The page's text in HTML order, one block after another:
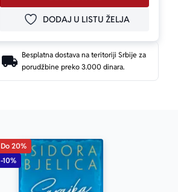
DODAJ U OMILJENE
DODAJ U LISTU ŽELJA
Besplatna dostava na teritoriji Srbije za
porudžbine preko 3.000 dinara.
Do 20%
-10%